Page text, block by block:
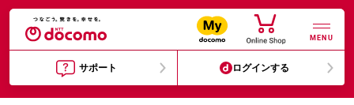
MENU
サポート ログインする